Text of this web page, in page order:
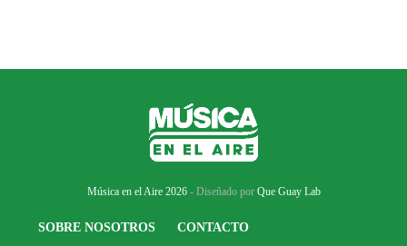
Música en el Aire 2026- Diseñado por Que Guay Lab
SOBRE NOSOTROS CONTACTO